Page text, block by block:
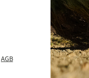
AGB